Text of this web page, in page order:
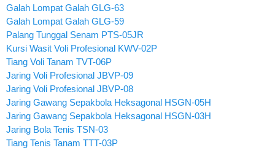
Galah Lompat Galah GLG-63
Galah Lompat Galah GLG-59
Palang Tunggal Senam PTS-05JR
Kursi Wasit Voli Profesional KWV-02P
Tiang Voli Tanam TVT-06P
Jaring Voli Profesional JBVP-09
Jaring Voli Profesional JBVP-08
Jaring Gawang Sepakbola Heksagonal HSGN-05H
Jaring Gawang Sepakbola Heksagonal HSGN-03H
Jaring Bola Tenis TSN-03
Tiang Tenis Tanam TTT-03P